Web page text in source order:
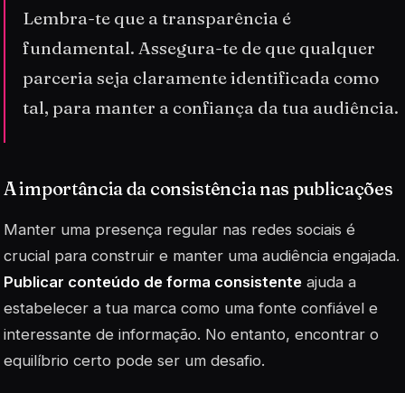
Lembra-te que a transparência é
fundamental. Assegura-te de que qualquer
parceria seja claramente identificada como
tal, para manter a confiança da tua audiência.
A importância da consistência nas publicações
Manter uma presença regular nas redes sociais é
crucial para construir e manter uma audiência engajada.
Publicar conteúdo de forma consistente ajuda a
estabelecer a tua marca como uma fonte confiável e
interessante de informação. No entanto, encontrar o
equilíbrio certo pode ser um desafio.